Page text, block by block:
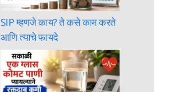
SIP म्हणजे काय? ते कसे काम करते
आणि त्याचे फायदे